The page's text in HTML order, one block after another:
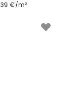
39 €/m²